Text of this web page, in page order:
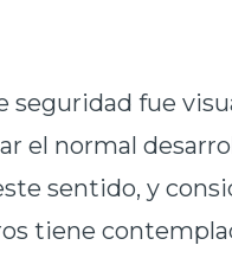
seguridad fue
el normal
sentido, y
tiene